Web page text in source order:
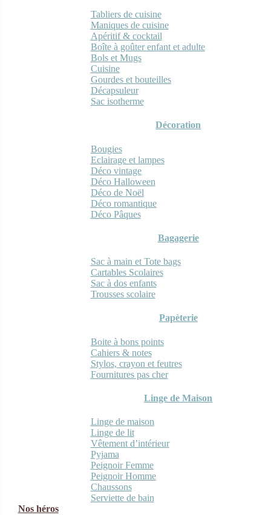
Tabliers de cuisine
Maniques de cuisine
Apéritif & cocktail
Boîte à goûter enfant et adulte
Bols et Mugs
Cuisine
Gourdes et bouteilles
Décapsuleur
Sac isotherme
Décoration
Bougies
Eclairage et lampes
Déco vintage
Déco Halloween
Déco de Noël
Déco romantique
Déco Pâques
Bagagerie
Sac à main et Tote bags
Cartables Scolaires
Sac à dos enfants
Trousses scolaire
Papèterie
Boite à bons points
Cahiers & notes
Stylos, crayon et feutres
Fournitures pas cher
Linge de Maison
Linge de maison
Linge de lit
Vêtement d’intérieur
Pyjama
Peignoir Femme
Peignoir Homme
Chaussons
Serviette de bain
Nos héros